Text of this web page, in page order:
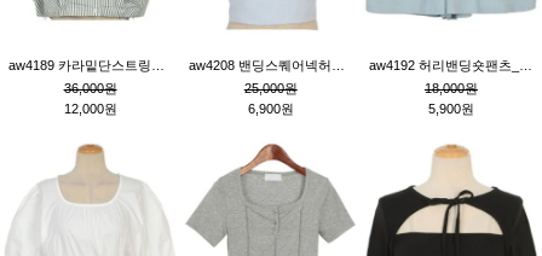
36,000원
12,000원
25,000원
6,900원
18,000원
5,900원